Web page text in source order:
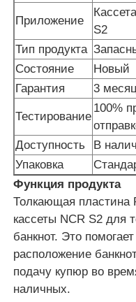
О Компании
Наша фабрика
контроль качества
контактные данные
Новости
Все случаи
Отправить запрос
Приложение
S2
Тип продукта
Состояние
Новый
Гарантия
3
Тестирование
100%
Доступность
В
Упаковка
Функция продукта
Толкающая пластина
кассеты NCR S2 для
банкнот. Это
расположение
подачу купюр во
наличных.